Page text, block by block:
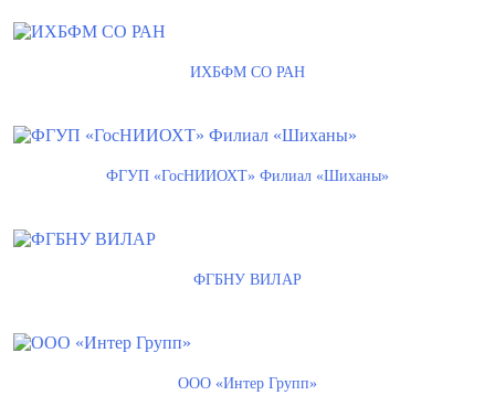
ИХБФМ СО РАН
ФГУП «ГосНИИОХТ» Филиал «Шиханы»
ФГБНУ ВИЛАР
ООО «Интер Групп»